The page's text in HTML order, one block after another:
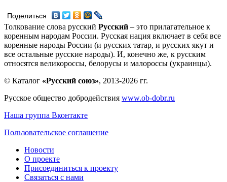
Поделиться
Толкование слова русский Русский – это прилагательное к
коренным народам России. Русская нация включает в себя все
коренные народы России (и русских татар, и русских якут и
все остальные русские народы). И, конечно же, к русским
относятся великороссы, белорусы и малороссы (украинцы).
© Каталог «Русский союз», 2013-2026 гг.
Русское общество добродействия www.ob-dobr.ru
Наша группа Вконтакте
Пользовательское соглашение
Новости
О проекте
Присоединиться к проекту
Связаться с нами